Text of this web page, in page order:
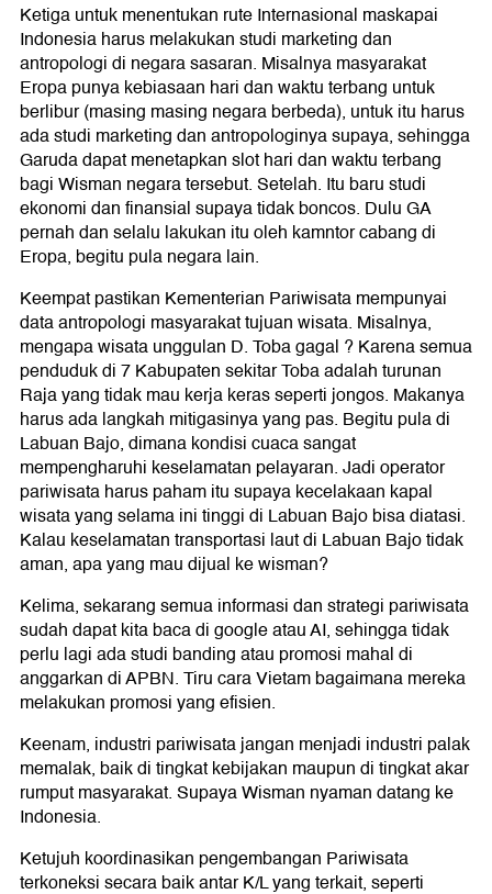
Ketiga untuk menentukan rute Internasional maskapai
Indonesia harus melakukan studi marketing dan
antropologi di negara sasaran. Misalnya masyarakat
Eropa punya kebiasaan hari dan waktu terbang untuk
berlibur (masing masing negara berbeda), untuk itu harus
ada studi marketing dan antropologinya supaya, sehingga
Garuda dapat menetapkan slot hari dan waktu terbang
bagi Wisman negara tersebut. Setelah. Itu baru studi
ekonomi dan finansial supaya tidak boncos. Dulu GA
pernah dan selalu lakukan itu oleh kamntor cabang di
Eropa, begitu pula negara lain.
Keempat pastikan Kementerian Pariwisata mempunyai
data antropologi masyarakat tujuan wisata. Misalnya,
mengapa wisata unggulan D. Toba gagal ? Karena semua
penduduk di 7 Kabupaten sekitar Toba adalah turunan
Raja yang tidak mau kerja keras seperti jongos. Makanya
harus ada langkah mitigasinya yang pas. Begitu pula di
Labuan Bajo, dimana kondisi cuaca sangat
mempengharuhi keselamatan pelayaran. Jadi operator
pariwisata harus paham itu supaya kecelakaan kapal
wisata yang selama ini tinggi di Labuan Bajo bisa diatasi.
Kalau keselamatan transportasi laut di Labuan Bajo tidak
aman, apa yang mau dijual ke wisman?
Kelima, sekarang semua informasi dan strategi pariwisata
sudah dapat kita baca di google atau AI, sehingga tidak
perlu lagi ada studi banding atau promosi mahal di
anggarkan di APBN. Tiru cara Vietam bagaimana mereka
melakukan promosi yang efisien.
Keenam, industri pariwisata jangan menjadi industri palak
memalak, baik di tingkat kebijakan maupun di tingkat akar
rumput masyarakat. Supaya Wisman nyaman datang ke
Indonesia.
Ketujuh koordinasikan pengembangan Pariwisata
terkoneksi secara baik antar K/L yang terkait, seperti